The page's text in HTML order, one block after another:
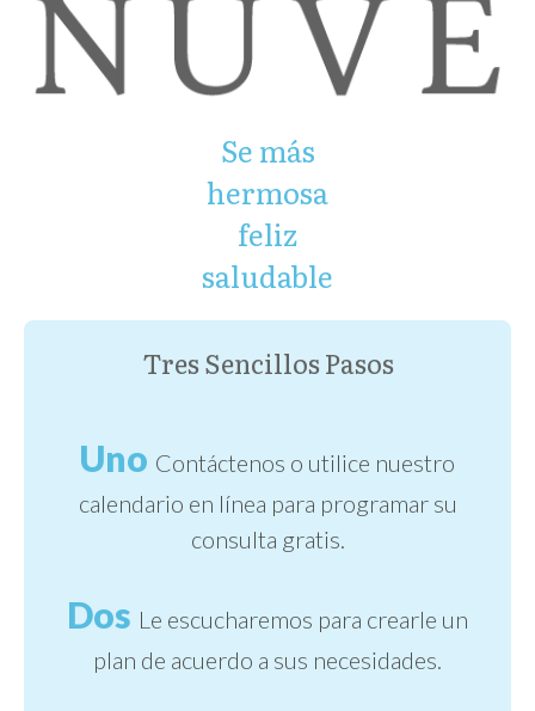
Se más
hermosa
feliz
saludable
Tres Sencillos Pasos
Uno Contáctenos o utilice nuestro
calendario en línea para programar su
consulta gratis.
Dos Le escucharemos para crearle un
plan de acuerdo a sus necesidades.